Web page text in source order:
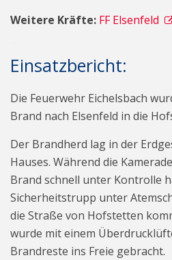
Weitere Kräfte: FF Elsenfeld
Einsatzbericht:
Die Feuerwehr Eichelsbach
Brand nach Elsenfeld in die
Der Brandherd lag in der
Hauses. Während die
Brand schnell unter Kontrolle
Sicherheitstrupp unter
die Straße von Hofstetten
wurde mit einem
Brandreste ins Freie gebracht.